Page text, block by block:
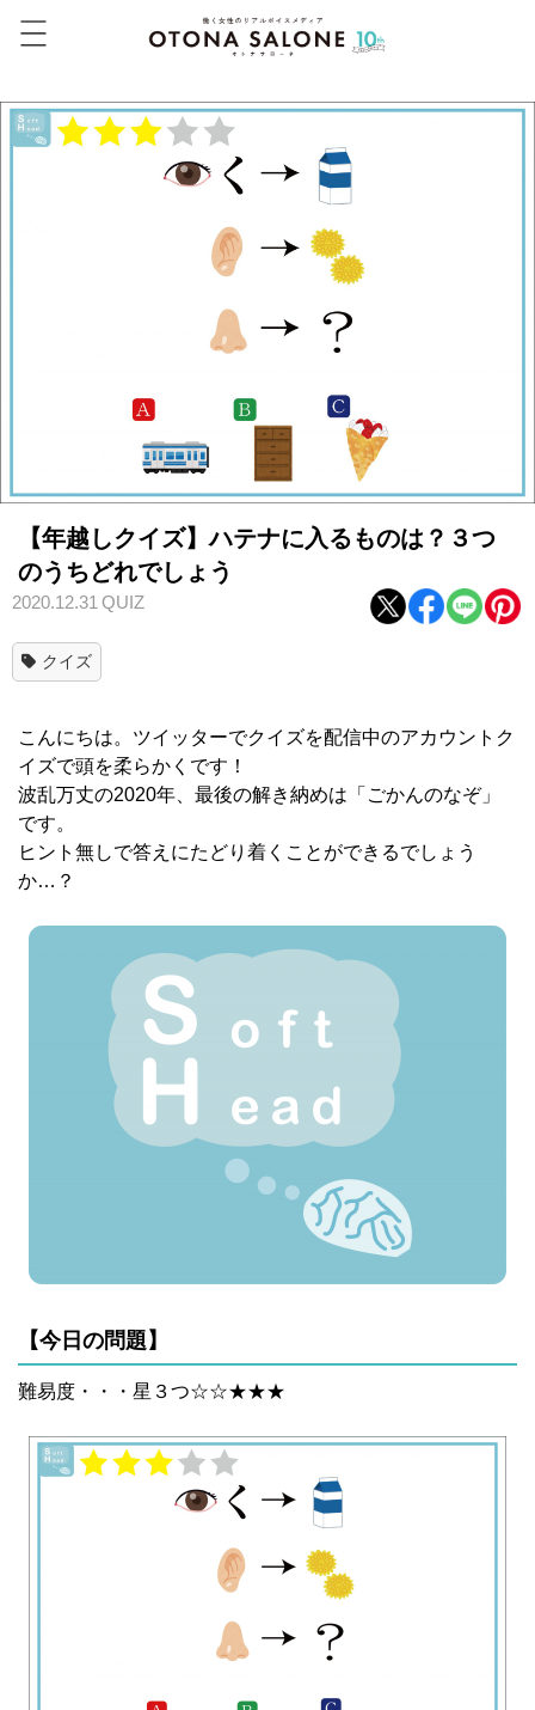
【年越しクイズ】ハテナに入るものは？３つ
のうちどれでしょう
2020.12.31 QUIZ
クイズ
こんにちは。ツイッターでクイズを配信中のアカウントク
イズで頭を柔らかくです！
波乱万丈の2020年、最後の解き納めは「ごかんのなぞ」
です。
ヒント無しで答えにたどり着くことができるでしょう
か…？
【今日の問題】
難易度・・・星３つ☆☆★★★